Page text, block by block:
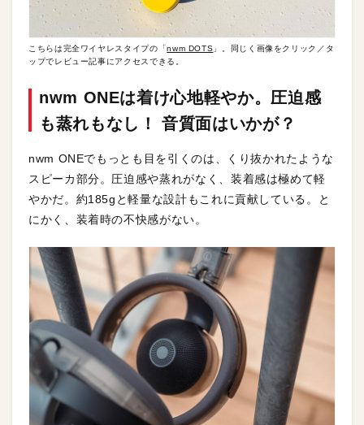
こちらは完全ワイヤレスタイプの「nwm DOTS 」。同じく画像をクリック／タ
ップでレビュー記事にアクセスできる。
nwm ONEは着け心地軽やか。圧迫感
も蒸れもなし！ 音質面はいかが？
nwm ONEでもっとも目を引くのは、くり抜かれたような
スピーカ部分。圧迫感や蒸れがなく、装着感は極めて軽
やかだ。約185gと軽量な設計もこれに貢献している。と
にかく、装着時の不快感がない。